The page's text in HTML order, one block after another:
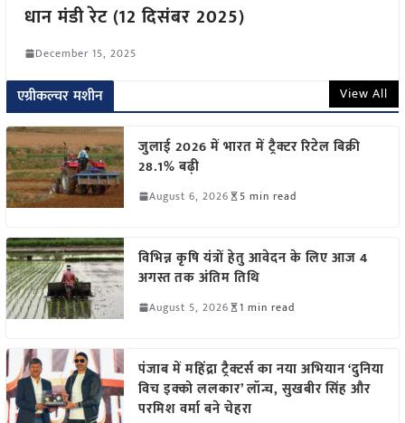
धान मंडी रेट (12 दिसंबर 2025)
December 15, 2025
एग्रीकल्चर मशीन View All
जुलाई 2026 में भारत में ट्रैक्टर रिटेल बिक्री
28.1% बढ़ी
August 6, 2026 5 min read
विभिन्न कृषि यंत्रों हेतु आवेदन के लिए आज 4
अगस्त तक अंतिम तिथि
August 5, 2026 1 min read
पंजाब में महिंद्रा ट्रैक्टर्स का नया अभियान ‘दुनिया
विच इक्को ललकार’ लॉन्च, सुखबीर सिंह और
परमिश वर्मा बने चेहरा